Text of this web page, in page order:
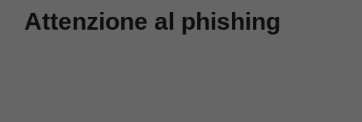
Attenzione al phishing